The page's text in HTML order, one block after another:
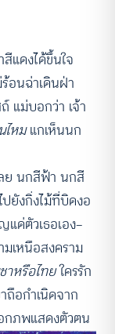
แดงได้ขึ้นใจ
อนฉ่าเดินฝ่า
แม่บอกว่า เจ้า
ไหมแกเห็นนก
ย นกสีฟ้า นกสี
ยังกิ่งไม้ที่บิดงอ
ด่ตัวเธอเอง—
เหนือสงคราม
าหรือไทยใครรัก
ถือกำเนิดจาก
กภพแสดงตัวตน